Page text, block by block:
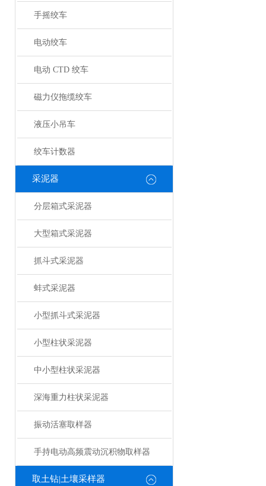
手摇绞车
电动绞车
电动 CTD 绞车
磁力仪拖缆绞车
液压小吊车
绞车计数器
采泥器
分层箱式采泥器
大型箱式采泥器
抓斗式采泥器
蚌式采泥器
小型抓斗式采泥器
小型柱状采泥器
中小型柱状采泥器
深海重力柱状采泥器
振动活塞取样器
手持电动高频震动沉积物取样器
取土钻|土壤采样器